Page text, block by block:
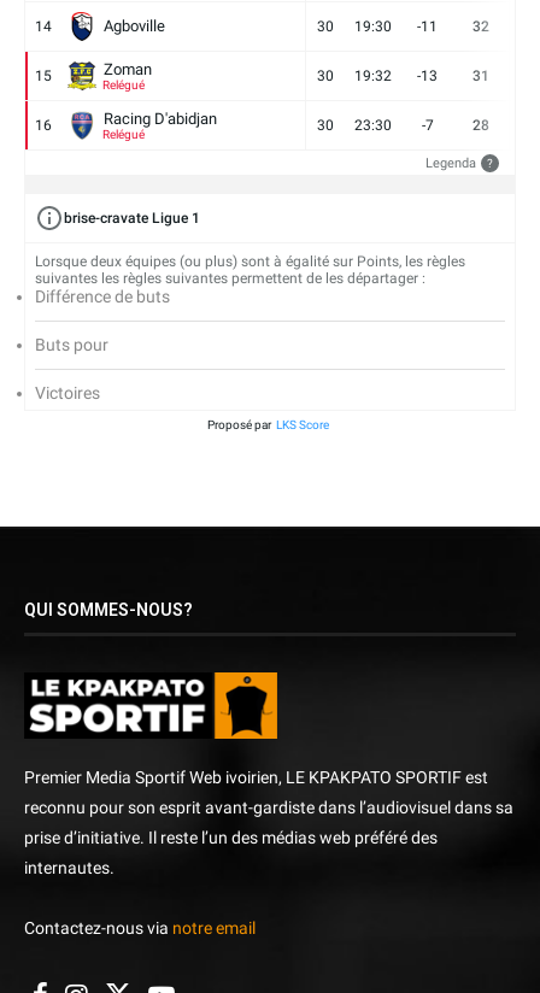
14 Agboville 30 19:30 -11 32
15 Zoman
Relégué
30 19:32 -13 31
16 Racing D'abidjan
Relégué
30 23:30 -7 28
Legenda ?
brise-cravate Ligue 1
Lorsque deux équipes (ou plus) sont à égalité sur Points, les règles
suivantes les règles suivantes permettent de les départager :
Différence de buts
Buts pour
Victoires
Proposé par LKS Score
QUI SOMMES-NOUS?
Premier Media Sportif Web ivoirien, LE KPAKPATO SPORTIF est
reconnu pour son esprit avant-gardiste dans l’audiovisuel dans sa
prise d’initiative. Il reste l’un des médias web préféré des
internautes.
Contactez-nous via notre email